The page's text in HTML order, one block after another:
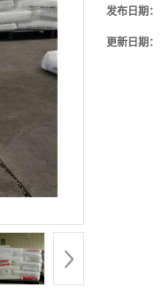
发布日期：
更新日期：